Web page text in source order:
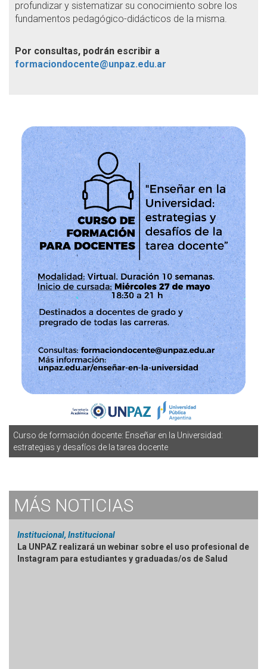
profundizar y sistematizar su conocimiento sobre los
fundamentos pedagógico-didácticos de la misma.
Por consultas, podrán escribir a
formaciondocente@unpaz.edu.ar
Curso de formación docente: Enseñar en la Universidad:
estrategias y desafíos de la tarea docente
MÁS NOTICIAS
Institucional, Institucional
La UNPAZ realizará un webinar sobre el uso profesional de
Instagram para estudiantes y graduadas/os de Salud